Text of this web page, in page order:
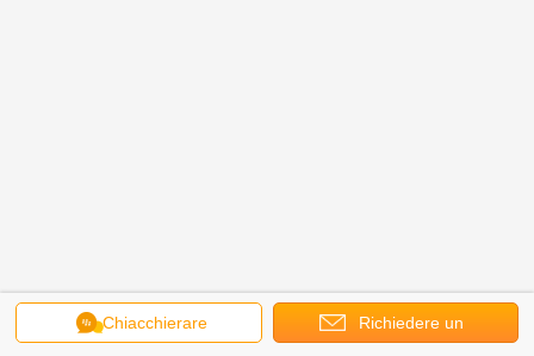
Chiacchierare Richiedere un